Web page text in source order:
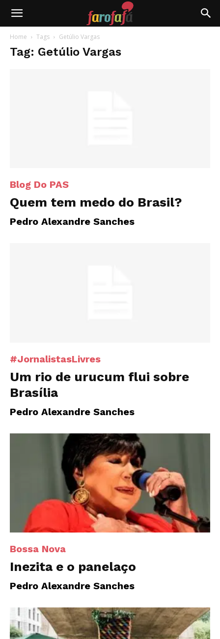
Farofafá
Home Tags Getúlio Vargas
Tag: Getúlio Vargas
Blog Do PAS
Quem tem medo do Brasil?
Pedro Alexandre Sanches
#JornalistasLivres
Um rio de urucum flui sobre
Brasília
Pedro Alexandre Sanches
Bossa Nova
Inezita e o panelaço
Pedro Alexandre Sanches